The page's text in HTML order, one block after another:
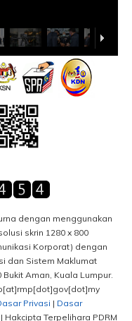
dengan menggunakan
skrin 1280 x 800
Korporat) dengan
dan Sistem Maklumat
Aman, Kuala Lumpur.
Privasi | Dasar
| Hakcipta Terpelihara PDRM